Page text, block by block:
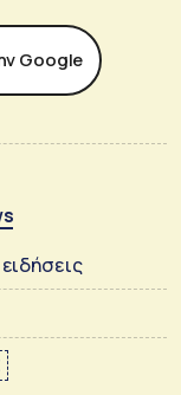
Google